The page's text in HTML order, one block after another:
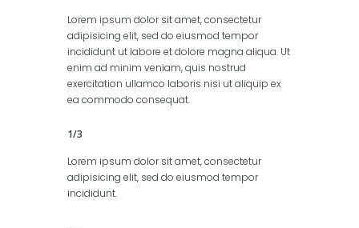
Lorem ipsum dolor sit amet, consectetur
adipisicing elit, sed do eiusmod tempor
incididunt ut labore et dolore magna aliqua. Ut
enim ad minim veniam, quis nostrud
exercitation ullamco laboris nisi ut aliquip ex
ea commodo consequat.
1/3
Lorem ipsum dolor sit amet, consectetur
adipisicing elit, sed do eiusmod tempor
incididunt.